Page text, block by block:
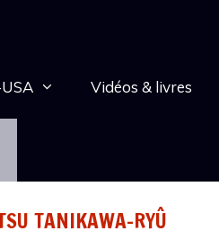
Vidéos & livres
TANIKAWA-RYÛ